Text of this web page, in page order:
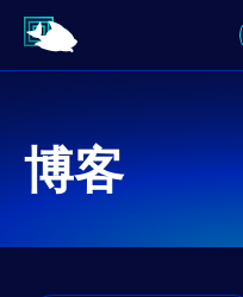
博客